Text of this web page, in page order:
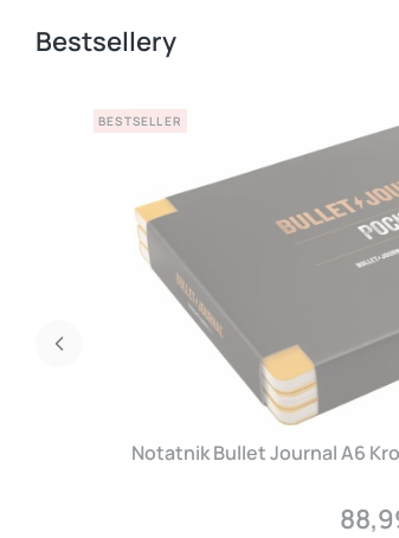
Bestsellery
BESTSELLER
Notatnik Bullet Journal A6
Cena